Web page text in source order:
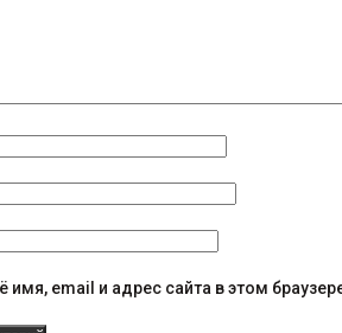
имя, email и адрес сайта в этом